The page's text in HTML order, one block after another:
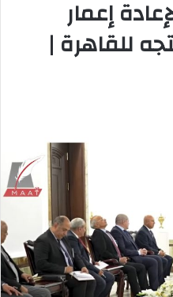
إعمار
للقاهرة |